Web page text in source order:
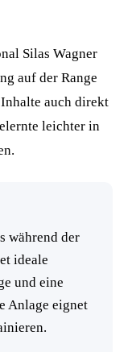
Silas Wagner
auf der Range
auch direkt
leichter in
während der
ideale
und eine
Anlage eignet